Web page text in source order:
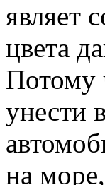
являет
цвета
Потому
унести
на